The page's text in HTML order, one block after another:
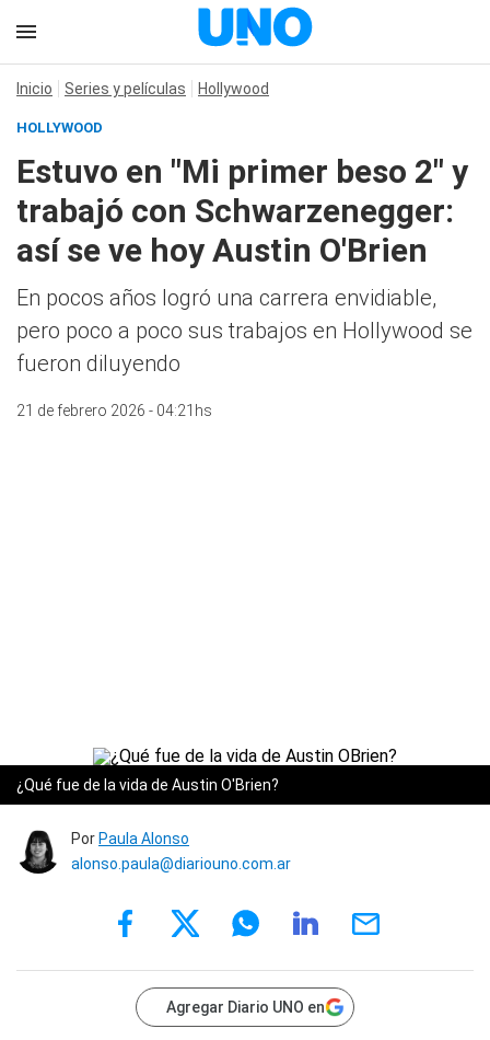
Inicio Series y películas Hollywood
HOLLYWOOD
Estuvo en "Mi primer beso 2" y
trabajó con Schwarzenegger:
así se ve hoy Austin O'Brien
En pocos años logró una carrera envidiable,
pero poco a poco sus trabajos en Hollywood se
fueron diluyendo
21 de febrero 2026 - 04:21hs
¿Qué fue de la vida de Austin O'Brien?
Por Paula Alonso
alonso.paula@diariouno.com.ar
Agregar Diario UNO en